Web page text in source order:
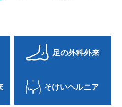
足の外科外来
そけいヘルニア